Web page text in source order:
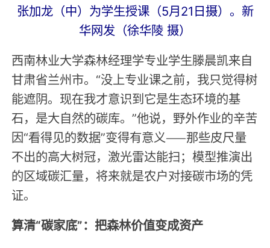
张加龙（中）为学生授课（5月21日摄）。新
华网发（徐华陵 摄）
西南林业大学森林经理学专业学生滕晨凯来自
甘肃省兰州市。“没上专业课之前，我只觉得树
能遮阴。现在我才意识到它是生态环境的基
石，是大自然的碳库。”他说，野外作业的辛苦
因“看得见的数据”变得有意义——那些皮尺量
不出的高大树冠，激光雷达能扫；模型推演出
的区域碳汇量，将来就是农户对接碳市场的凭
证。
算清“碳家底”：把森林价值变成资产